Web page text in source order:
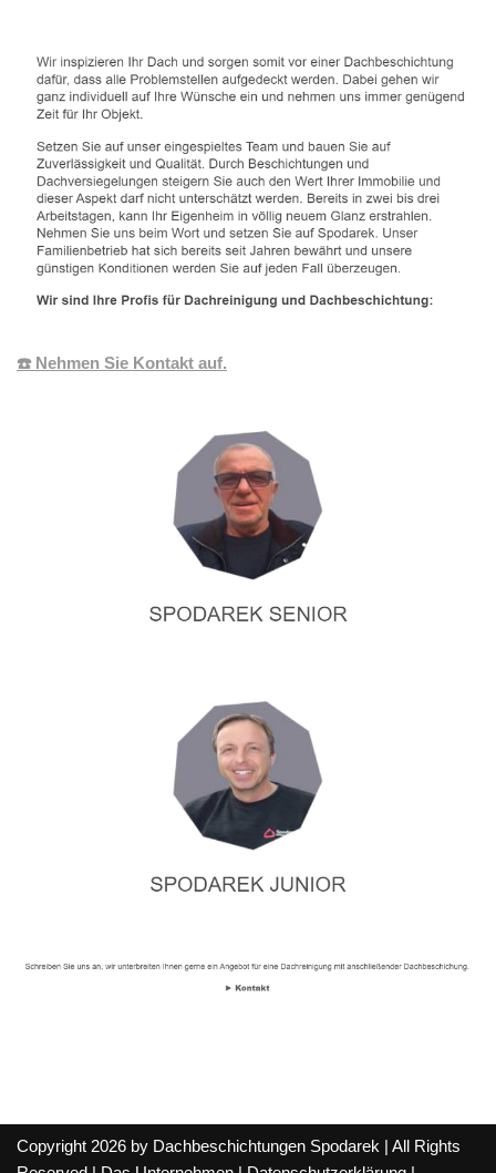
☎️ Nehmen Sie Kontakt auf.
Copyright 2026 by Dachbeschichtungen Spodarek | All Rights